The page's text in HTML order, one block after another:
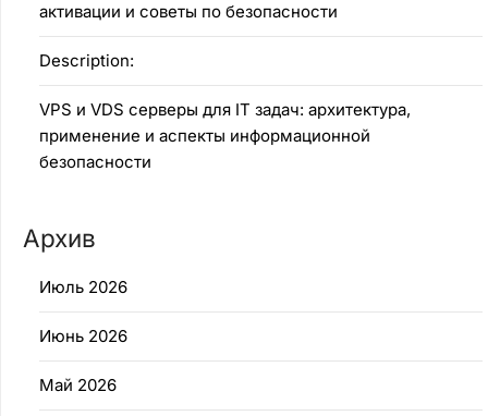
активации и советы по безопасности
Description:
VPS и VDS серверы для IT задач: архитектура,
применение и аспекты информационной
безопасности
Архив
Июль 2026
Июнь 2026
Май 2026